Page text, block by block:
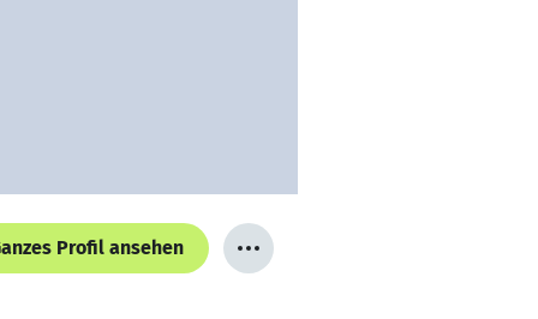
Profil ansehen